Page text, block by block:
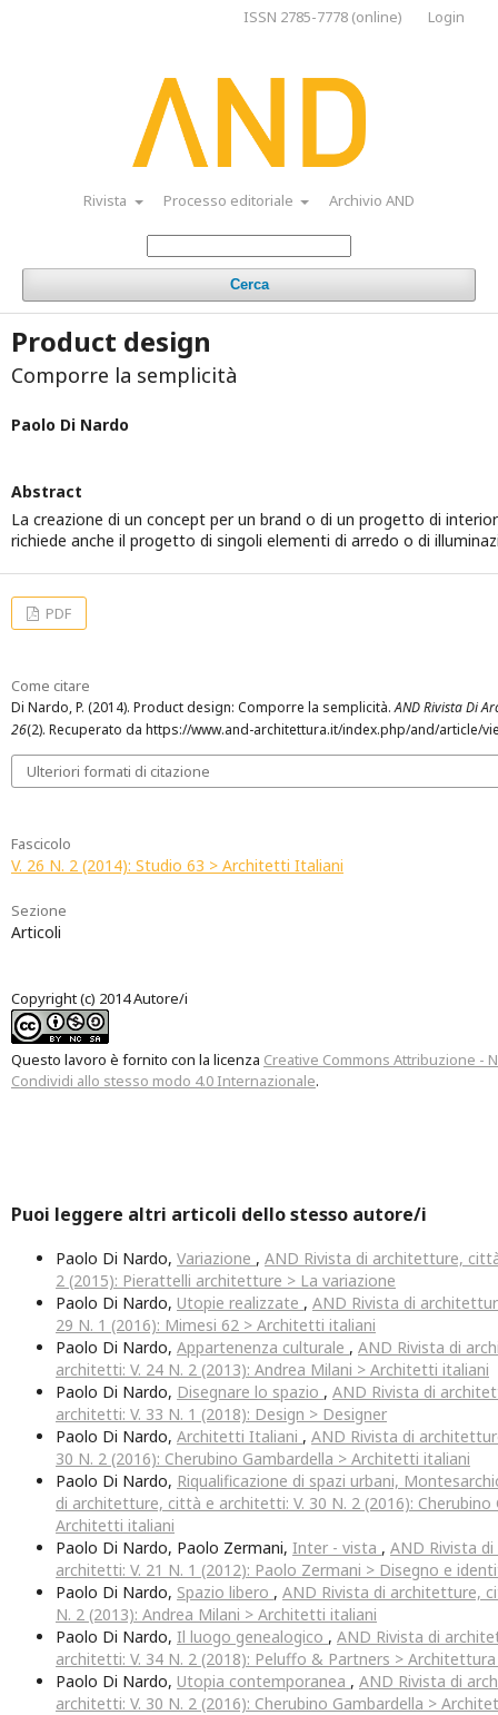
Rivista Processo editoriale Archivio AND
Cerca
ISSN 2785-7778 (online) Login
Product design
Comporre la semplicità
Paolo Di Nardo
Abstract
La creazione di un concept per un brand o di un progetto di
richiede anche il progetto di singoli elementi di arredo o di
PDF
Come citare
Di Nardo, P. (2014). Product design: Comporre la semplicità.AND Rivista Di
26(2). Recuperato da https://www.and-architettura.it/index.php/and/article/
Ulteriori formati di citazione
Fascicolo
V. 26 N. 2 (2014): Studio 63 > Architetti Italiani
Sezione
Articoli
Copyright (c) 2014 Autore/i
Questo lavoro è fornito con la licenza Creative Commons Attribuzione -
Condividi allo stesso modo 4.0 Internazionale.
Puoi leggere altri articoli dello stesso autore/i
Paolo Di Nardo, Variazione , AND Rivista di architetture,
2 (2015): Pierattelli architetture > La variazione
Paolo Di Nardo, Utopie realizzate , AND Rivista di
29 N. 1 (2016): Mimesi 62 > Architetti italiani
Paolo Di Nardo, Appartenenza culturale , AND Rivista di
architetti: V. 24 N. 2 (2013): Andrea Milani > Architetti italiani
Paolo Di Nardo, Disegnare lo spazio , AND Rivista di
architetti: V. 33 N. 1 (2018): Design > Designer
Paolo Di Nardo, Architetti Italiani , AND Rivista di
30 N. 2 (2016): Cherubino Gambardella > Architetti italiani
Paolo Di Nardo, Riqualificazione di spazi urbani,
di architetture, città e architetti: V. 30 N. 2 (2016): Cherubino
Architetti italiani
Paolo Di Nardo, Paolo Zermani, Inter - vista , AND Rivista
architetti: V. 21 N. 1 (2012): Paolo Zermani > Disegno e
Paolo Di Nardo, Spazio libero , AND Rivista di architetture,
N. 2 (2013): Andrea Milani > Architetti italiani
Paolo Di Nardo, Il luogo genealogico , AND Rivista di
architetti: V. 34 N. 2 (2018): Peluffo & Partners >
Paolo Di Nardo, Utopia contemporanea , AND Rivista di
architetti: V. 30 N. 2 (2016): Cherubino Gambardella >